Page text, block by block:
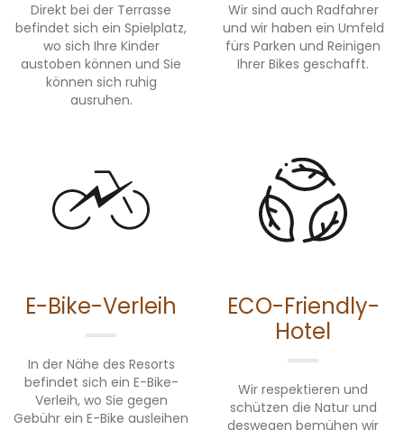
Direkt bei der Terrasse
befindet sich ein Spielplatz,
wo sich Ihre Kinder
austoben können und Sie
können sich ruhig
ausruhen.
Wir sind auch Radfahrer
und wir haben ein Umfeld
fürs Parken und Reinigen
Ihrer Bikes geschafft.
E-Bike-Verleih
In der Nähe des Resorts
befindet sich ein E-Bike-
Verleih, wo Sie gegen
Gebühr ein E-Bike ausleihen
ECO-Friendly-
Hotel
Wir respektieren und
schützen die Natur und
deswegen bemühen wir